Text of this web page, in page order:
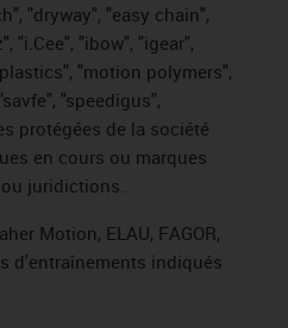
"dryway", "easy chain",
"i.Cee", "ibow", "igear",
"motion polymers",
"speedigus",
protégées de la société
en cours ou marques
juridictions.
Motion, ELAU, FAGOR,
d'entraînements indiqués